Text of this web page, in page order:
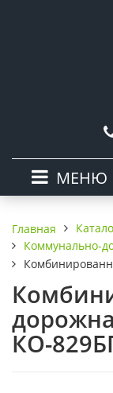
МЕНЮ
Главная
Коммунально-
КО-